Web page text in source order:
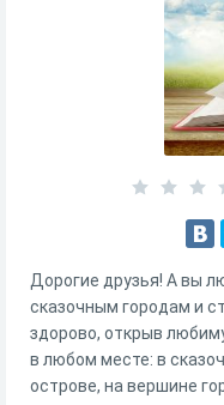
Дорогие друзья! А вы
сказочным городам и
здорово, открыв
в любом месте: в
острове, на вершине